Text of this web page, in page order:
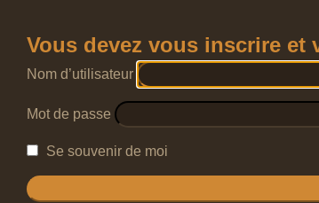
Vous devez vous inscrire
Nom d’utilisateur
Mot de passe
Se souvenir de moi